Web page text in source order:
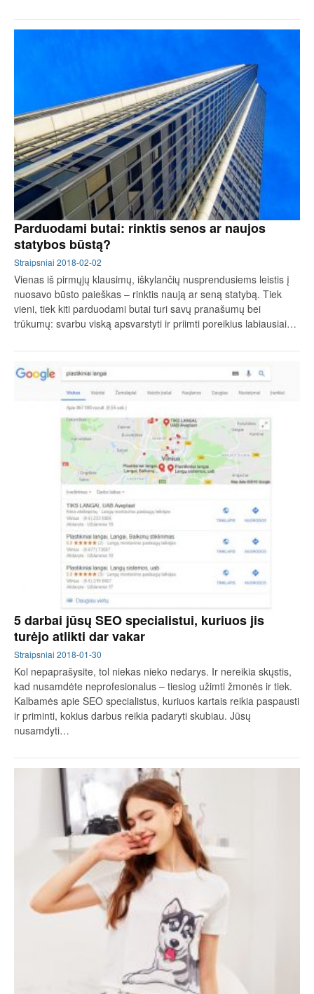
Parduodami butai: rinktis senos ar naujos
statybos būstą?
Straipsniai 2018-02-02
Vienas iš pirmųjų klausimų, iškylančių nusprendusiems leistis į
nuosavo būsto paieškas – rinktis naują ar seną statybą. Tiek
vieni, tiek kiti parduodami butai turi savų pranašumų bei
trūkumų: svarbu viską apsvarstyti ir priimti poreikius labiausiai…
5 darbai jūsų SEO specialistui, kuriuos jis
turėjo atlikti dar vakar
Straipsniai 2018-01-30
Kol nepaprašysite, tol niekas nieko nedarys. Ir nereikia skųstis,
kad nusamdėte neprofesionalus – tiesiog užimti žmonės ir tiek.
Kalbamės apie SEO specialistus, kuriuos kartais reikia paspausti
ir priminti, kokius darbus reikia padaryti skubiau. Jūsų
nusamdyti…